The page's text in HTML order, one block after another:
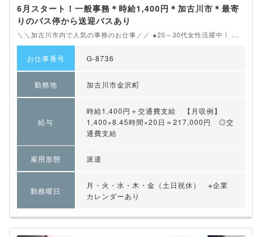
6月スタート！一般事務＊時給1,400円＊加古川市＊最寄
りのバス停から送迎バスあり
＼＼加古川市内で人気の事務のお仕事／／ ●20～30代女性活躍中！ ...
お仕事番号 G-8736
勤務地 加古川市金沢町
給与
時給1,400円＋交通費支給 【月収例】
1,400×8.45時間×20日＝217,000円 ◎交
通費支給
雇用形態 派遣
勤務曜日
月・火・水・木・金（土日祝休） ※企業
カレンダーあり